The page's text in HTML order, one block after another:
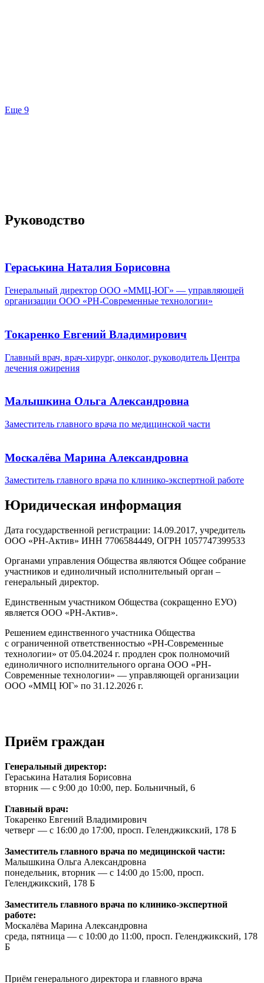
Еще 9
Руководство
Гераськина Наталия Борисовна
Генеральный директор ООО «ММЦ-ЮГ» — управляющей
организации ООО «РН-Современные технологии»
Токаренко Евгений Владимирович
Главный врач, врач-хирург, онколог, руководитель Центра
лечения ожирения
Малышкина Ольга Александровна
Заместитель главного врача по медицинской части
Москалёва Марина Александровна
Заместитель главного врача по клинико-экспертной работе
Юридическая информация
Дата государственной регистрации: 14.09.2017, учредитель
ООО «РН-Актив» ИНН 7706584449, ОГРН 1057747399533
Органами управления Общества являются Общее собрание
участников и единоличный исполнительный орган –
генеральный директор.
Единственным участником Общества (сокращенно ЕУО)
является ООО «РН-Актив».
Решением единственного участника Общества
с ограниченной ответственностью «РН-Современные
технологии» от 05.04.2024 г. продлен срок полномочий
единоличного исполнительного органа ООО «РН-
Современные технологии» — управляющей организации
ООО «ММЦ ЮГ» по 31.12.2026 г.
Приём граждан
Генеральный директор:
Гераськина Наталия Борисовна
вторник — с 9:00 до 10:00, пер. Больничный, 6
Главный врач:
Токаренко Евгений Владимирович
четверг — с 16:00 до 17:00, просп. Геленджикский, 178 Б
Заместитель главного врача по медицинской части:
Малышкина Ольга Александровна
понедельник, вторник — с 14:00 до 15:00, просп.
Геленджикский, 178 Б
Заместитель главного врача по клинико-экспертной
работе:
Москалёва Марина Александровна
среда, пятница — с 10:00 до 11:00, просп. Геленджикский, 178
Б
Приём генерального директора и главного врача